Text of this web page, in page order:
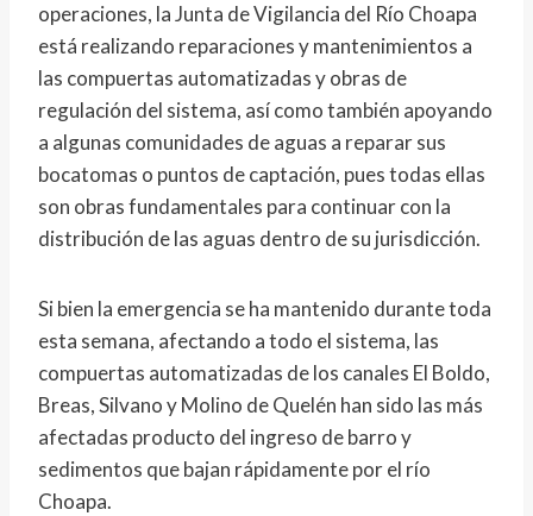
operaciones, la Junta de Vigilancia del Río Choapa
está realizando reparaciones y mantenimientos a
las compuertas automatizadas y obras de
regulación del sistema, así como también apoyando
a algunas comunidades de aguas a reparar sus
bocatomas o puntos de captación, pues todas ellas
son obras fundamentales para continuar con la
distribución de las aguas dentro de su jurisdicción.
Si bien la emergencia se ha mantenido durante toda
esta semana, afectando a todo el sistema, las
compuertas automatizadas de los canales El Boldo,
Breas, Silvano y Molino de Quelén han sido las más
afectadas producto del ingreso de barro y
sedimentos que bajan rápidamente por el río
Choapa.